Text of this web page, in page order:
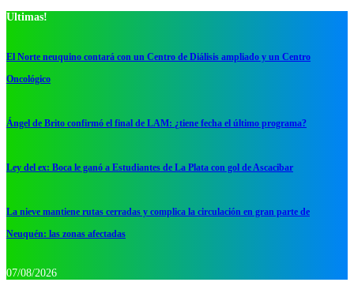
Ultimas!
El Norte neuquino contará con un Centro de Diálisis ampliado y un Centro
Oncológico
Ángel de Brito confirmó el final de LAM: ¿tiene fecha el último programa?
Ley del ex: Boca le ganó a Estudiantes de La Plata con gol de Ascacibar
La nieve mantiene rutas cerradas y complica la circulación en gran parte de
Neuquén: las zonas afectadas
07/08/2026